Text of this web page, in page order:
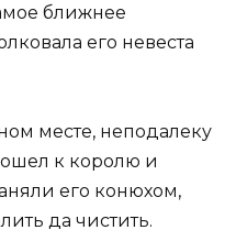
ближнее
его невеста
месте, неподалеку
к королю и
его конюхом,
да чистить.